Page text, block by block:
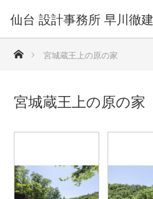
仙台 設計事務所 早川徹
ホーム宮城蔵王上の原の家
宮城蔵王上の原の家